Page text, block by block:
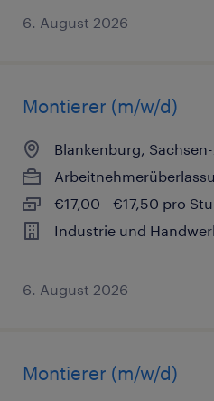
6. August 2026
Montierer (m/w/d)
Blankenburg,
€17,00 - €17,50 pro
Industrie und
6. August 2026
Montierer (m/w/d)